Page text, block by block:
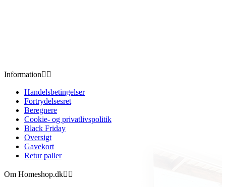
Information 
Handelsbetingelser
Fortrydelsesret
Beregnere
Cookie- og privatlivspolitik
Black Friday
Oversigt
Gavekort
Retur paller
Om Homeshop.dk 